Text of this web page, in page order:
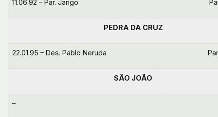
11.06.92 – Par. Jango
PEDRA DA CRUZ
22.01.95 – Des. Pablo Neruda
SÃO JOÃO
–